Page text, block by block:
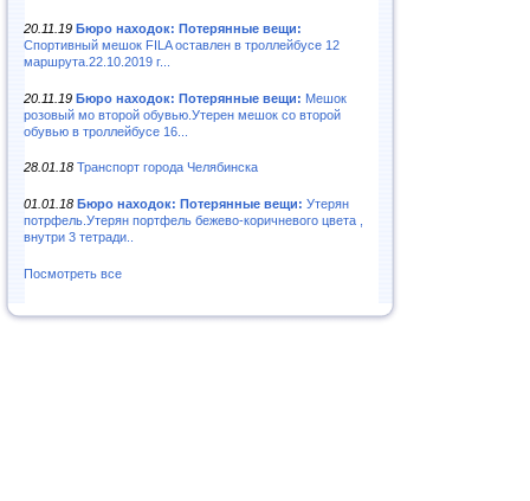
20.11.19 Бюро находок: Потерянные вещи:
Спортивный мешок FILA оставлен в троллейбусе 12
маршрута.22.10.2019 г...
20.11.19 Бюро находок: Потерянные вещи: Мешок
розовый мо второй обувью.Утерен мешок со второй
обувью в троллейбусе 16...
28.01.18 Транспорт города Челябинска
01.01.18 Бюро находок: Потерянные вещи: Утерян
потрфель.Утерян портфель бежево-коричневого цвета ,
внутри 3 тетради..
Посмотреть все